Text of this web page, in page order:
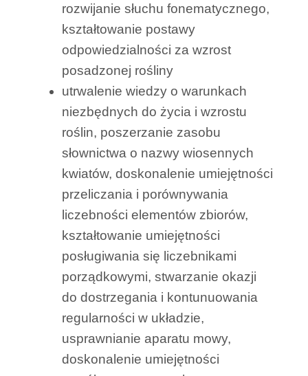
rozwijanie słuchu fonematycznego,
kształtowanie postawy
odpowiedzialności za wzrost
posadzonej rośliny
utrwalenie wiedzy o warunkach
niezbędnych do życia i wzrostu
roślin, poszerzanie zasobu
słownictwa o nazwy wiosennych
kwiatów, doskonalenie umiejętności
przeliczania i porównywania
liczebności elementów zbiorów,
kształtowanie umiejętności
posługiwania się liczebnikami
porządkowymi, stwarzanie okazji
do dostrzegania i kontunuowania
regularności w układzie,
usprawnianie aparatu mowy,
doskonalenie umiejętności